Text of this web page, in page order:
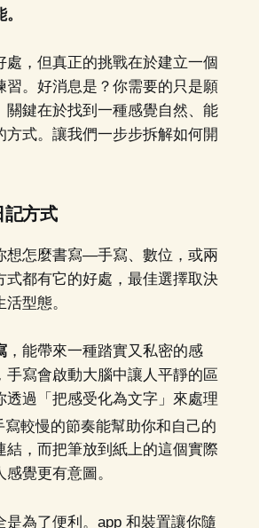
處，但真正的挑戰在於建立一個
習。好消息是？你需要的只是願
關鍵在於找到一種感覺自然、能
方式。讓我們一步步拆解如何開
記方式
想怎麼書寫—手寫、數位，或兩
式都有它的好處，最佳選擇取決
型態。
，能帶來一種踏實又私密的感
手寫會啟動大腦中讓人平靜的區
透過「把感受化為文字」來處理
寫較慢的節奏能幫助你和自己的
結，而把筆放到紙上的這個實際
覺更有意圖。
是為了便利。app 和裝置讓你隨